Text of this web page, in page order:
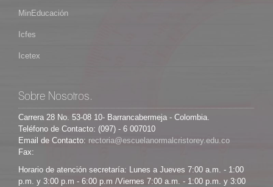
MinEducación
Icfes
Icetex
Sobre Nosotros.
Carrera 28 No. 53-08 10- Barrancabermeja - Colombia.
Teléfono de Contacto: (097) - 6 007010
Email de Contacto:
Fax:
Horario de atención secretaría: Lunes a Jueves 7:00 a.m. - 1:00
p.m. y 3:00 p.m - 6:00 p.m /Viernes 7:00 a.m. - 1:00 p.m. y 3:00